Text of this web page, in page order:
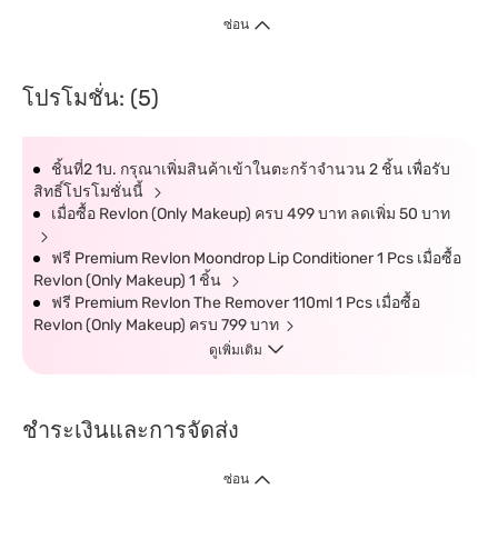
ซ่อน
โปรโมชั่น: (5)
ชิ้นที่2 1บ. กรุณาเพิ่มสินค้าเข้าในตะกร้าจำนวน 2 ชิ้น เพื่อรับ
สิทธิ์โปรโมชั่นนี้
เมื่อซื้อ Revlon (Only Makeup) ครบ 499 บาท ลดเพิ่ม 50 บาท
ฟรี Premium Revlon Moondrop Lip Conditioner 1 Pcs เมื่อซื้อ
Revlon (Only Makeup) 1 ชิ้น
ฟรี Premium Revlon The Remover 110ml 1 Pcs เมื่อซื้อ
Revlon (Only Makeup) ครบ 799 บาท
ดูเพิ่มเติม
ชำระเงินและการจัดส่ง
ซ่อน